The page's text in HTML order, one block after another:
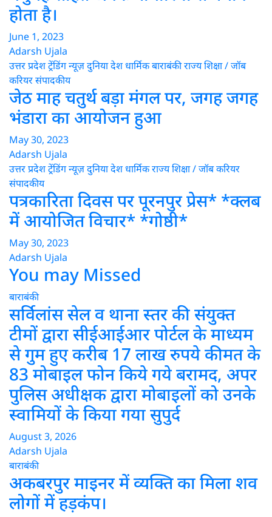
होता है।
June 1, 2023
Adarsh Ujala
उत्तर प्रदेशट्रेंडिंग न्यूज़दुनियादेशधार्मिकबाराबंकीराज्यशिक्षा / जॉब
करियरसंपादकीय
जेठ माह चतुर्थ बड़ा मंगल पर, जगह जगह
भंडारा का आयोजन हुआ
May 30, 2023
Adarsh Ujala
उत्तर प्रदेशट्रेंडिंग न्यूज़दुनियादेशधार्मिकराज्यशिक्षा / जॉब करियर
संपादकीय
पत्रकारिता दिवस पर पूरनपुर प्रेस* *क्लब
में आयोजित विचार* *गोष्ठी*
May 30, 2023
Adarsh Ujala
You may Missed
बाराबंकी
सर्विलांस सेल व थाना स्तर की संयुक्त
टीमों द्वारा सीईआईआर पोर्टल के माध्यम
से गुम हुए करीब 17 लाख रुपये कीमत के
83 मोबाइल फोन किये गये बरामद, अपर
पुलिस अधीक्षक द्वारा मोबाइलों को उनके
स्वामियों के किया गया सुपुर्द
August 3, 2026
Adarsh Ujala
बाराबंकी
अकबरपुर माइनर में व्यक्ति का मिला शव
लोगों में हड़कंप।